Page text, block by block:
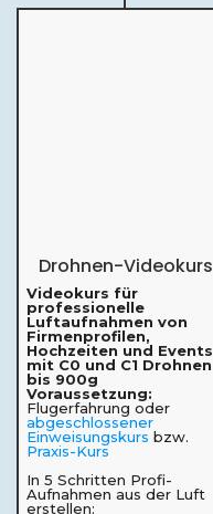
Drohnen-Videokurs
Videokurs für
professionelle
Luftaufnahmen von
Firmenprofilen,
Hochzeiten und Events
mit C0 und C1 Drohnen
bis 900g
Voraussetzung:
Flugerfahrung oder
abgeschlossener
Einweisungskurs bzw.
Praxis-Kurs
In 5 Schritten Profi-
Aufnahmen aus der Luft
erstellen: